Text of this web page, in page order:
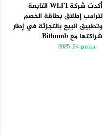
أكدت شركة WLFI التابعة
لترامب إطلاق بطاقة الخصم
وتطبيق البيع بالتجزئة في إطار
شراكتها مع Bithumb
سبتمبر 24, 2025